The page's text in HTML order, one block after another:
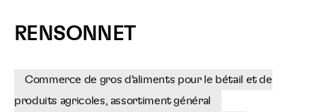
RENSONNET
Commerce de gros d'aliments pour le bétail et de
produits agricoles, assortiment général